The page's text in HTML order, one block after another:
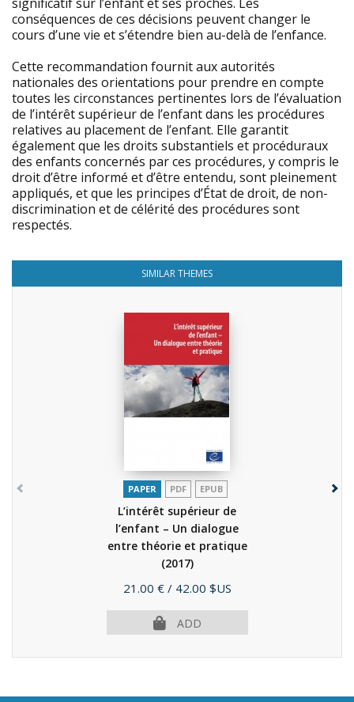
conséquences de ces décisions peuvent changer le
cours d’une vie et s’étendre bien au-delà de l’enfance.
Cette recommandation fournit aux autorités
nationales des orientations pour prendre en compte
toutes les circonstances pertinentes lors de l’évaluation
de l’intérêt supérieur de l’enfant dans les procédures
relatives au placement de l’enfant. Elle garantit
également que les droits substantiels et procéduraux
des enfants concernés par ces procédures, y compris le
droit d’être informé et d’être entendu, sont pleinement
appliqués, et que les principes d’État de droit, de non-
discrimination et de célérité des procédures sont
respectés.
SIMILAR THEMES
PAPER PDF EPUB
L’intérêt supérieur de
l’enfant – Un dialogue
entre théorie et pratique
(2017)
Price
21.00 € / 42.00 $US
ADD